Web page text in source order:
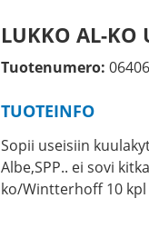
LUKKO AL-KO
Tuotenumero: 06406
TUOTEINFO
Sopii useisiin
Albe,SPP.. ei sovi
ko/Wintterhoff 10